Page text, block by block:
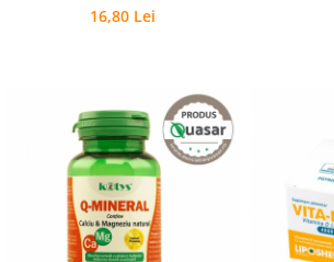
16,80 Lei